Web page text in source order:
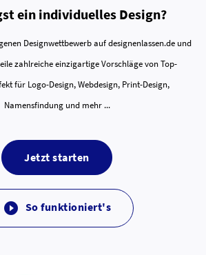
ein individuelles Design?
Designwettbewerb auf designenlassen.de und
zahlreiche einzigartige Vorschläge von Top-
für Logo-Design, Webdesign, Print-Design,
Namensfindung und mehr ...
Jetzt starten
 So funktioniert's